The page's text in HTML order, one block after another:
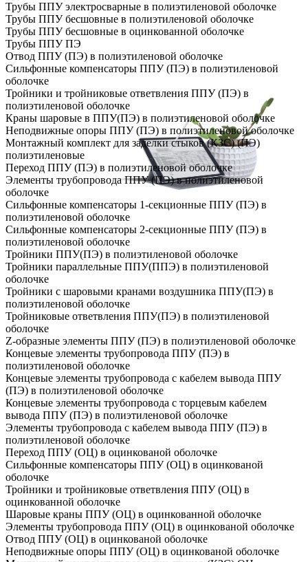
Трубы ППУ электросварные в полиэтиленовой оболочке
Трубы ППУ бесшовные в полиэтиленовой оболочке
Трубы ППУ бесшовные в оцинкованной оболочке
Трубы ППУ ПЭ
Отвод ППУ (ПЭ) в полиэтиленовой оболочке
Сильфонные компенсаторы ППУ (ПЭ) в полиэтиленовой
оболочке
Тройники и тройниковые ответвления ППУ (ПЭ) в
полиэтиленовой оболочке
Краны шаровые в ППУ(ПЭ) в полиэтиленовой оболочке
Неподвижные опоры ППУ (ПЭ) в полиэтиленовой оболочке
Монтажный комплект для заделки стыков (КЗС) (ПЭ)
полиэтиленовые
Переход ППУ (ПЭ) в полиэтиленовой оболочке
Элементы трубопровода ППУ (ПЭ) в полиэтиленовой
оболочке
Сильфонные компенсаторы 1-секционные ППУ (ПЭ) в
полиэтиленовой оболочке
Сильфонные компенсаторы 2-секционные ППУ (ПЭ) в
полиэтиленовой оболочке
Тройники ППУ(ПЭ) в полиэтиленовой оболочке
Тройники параллельные ППУ(ППЭ) в полиэтиленовой
оболочке
Тройники с шаровыми кранами воздушника ППУ(ПЭ) в
полиэтиленовой оболочке
Тройниковые ответвления ППУ(ПЭ) в полиэтиленовой
оболочке
Z-образные элементы ППУ (ПЭ) в полиэтиленовой оболочке
Концевые элементы трубопровода ППУ (ПЭ) в
полиэтиленовой оболочке
Концевые элементы трубопровода с кабелем вывода ППУ
(ПЭ) в полиэтиленовой оболочке
Концевые элементы трубопровода с торцевым кабелем
вывода ППУ (ПЭ) в полиэтиленовой оболочке
Элементы трубопровода с кабелем вывода ППУ (ПЭ) в
полиэтиленовой оболочке
Переход ППУ (ОЦ) в оцинкованой оболочке
Сильфонные компенсаторы ППУ (ОЦ) в оцинкованой
оболочке
Тройники и тройниковые ответвления ППУ (ОЦ) в
оцинкованной оболочке
Шаровые краны ППУ (ОЦ) в оцинкованной оболочке
Элементы трубопровода ППУ (ОЦ) в оцинкованой оболочке
Отвод ППУ (ОЦ) в оцинкованой оболочке
Неподвижные опоры ППУ (ОЦ) в оцинкованой оболочке